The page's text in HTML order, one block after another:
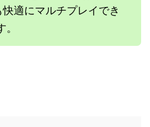
適にマルチプレイでき